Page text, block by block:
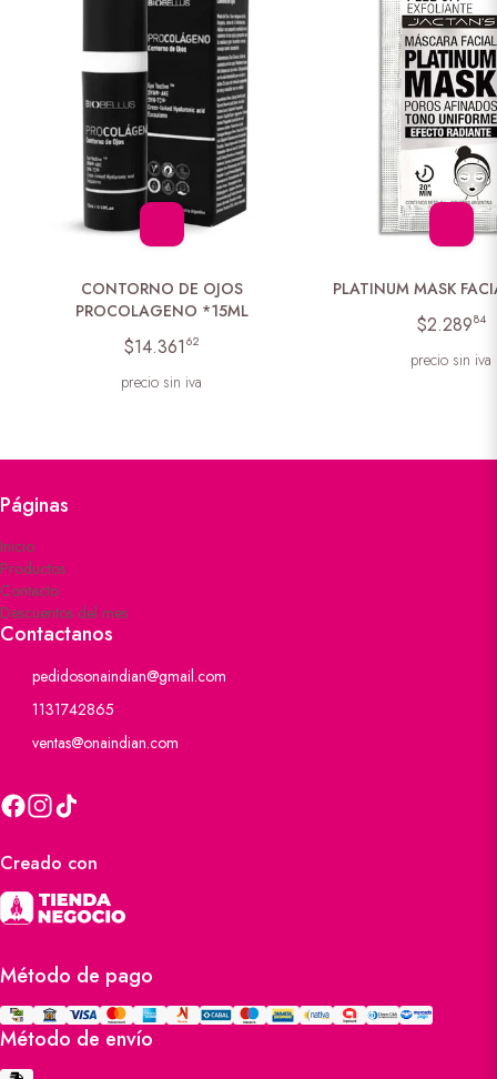
CONTORNO DE OJOS
PROCOLAGENO *15ML
$14.361 62
precio sin iva
PLATINUM MASK
$2.28984
precio sin iva
Páginas
Inicio
Productos
Contacto
Descuentos del mes
Contactanos
pedidosonaindian@gmail.com
1131742865
ventas@onaindian.com
Creado con
Método de pago
Método de envío